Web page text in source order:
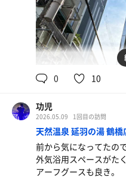
0 10
功児
2026.05.09 1回目の訪問
天然温泉 延羽の湯 鶴橋
前から気になってたの
外気浴用スペースがた
アーフグースも良き。